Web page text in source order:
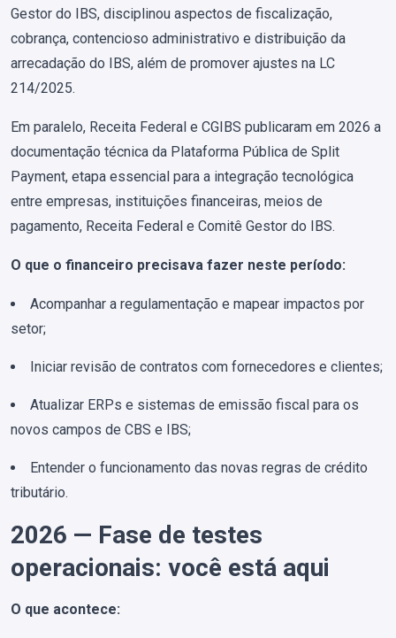
Gestor do IBS, disciplinou aspectos de fiscalização,
cobrança, contencioso administrativo e distribuição da
arrecadação do IBS, além de promover ajustes na LC
214/2025.
Em paralelo, Receita Federal e CGIBS publicaram em 2026 a
documentação técnica da Plataforma Pública de Split
Payment, etapa essencial para a integração tecnológica
entre empresas, instituições financeiras, meios de
pagamento, Receita Federal e Comitê Gestor do IBS.
O que o financeiro precisava fazer neste período:
Acompanhar a regulamentação e mapear impactos por
setor;
Iniciar revisão de contratos com fornecedores e clientes;
Atualizar ERPs e sistemas de emissão fiscal para os
novos campos de CBS e IBS;
Entender o funcionamento das novas regras de crédito
tributário.
2026 — Fase de testes
operacionais: você está aqui
O que acontece: